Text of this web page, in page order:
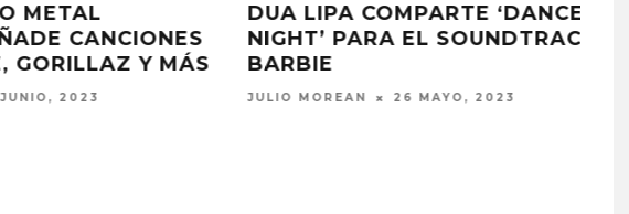
THE
DE
AESPA ESTRENA ‘HOLD ON TIGHT’
PARA EL SOUNDTRACK DE LA
PELÍCULA TETRIS
JULIO MOREAN 31 MARZO, 2023